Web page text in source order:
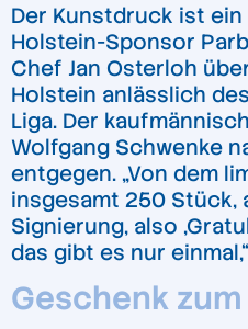
Der Kunstdruck ist
Holstein-Sponsor
Chef Jan Osterloh
Holstein anlässlich
Liga. Der
Wolfgang Schwenke
entgegen. „Von dem
insgesamt 250 Stück,
Signierung, also
das gibt es nur
Geschenk